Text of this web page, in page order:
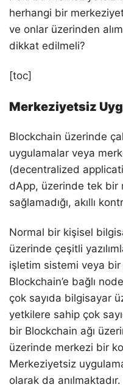
herhangi bir
ve onlar üzerinden
dikkat edilmeli?
[toc]
Merkeziyetsiz
Blockchain üzerinde
uygulamalar veya
(decentralized
dApp, üzerinde tek bir
sağlamadığı, akıllı
Normal bir kişisel
üzerinde çeşitli
işletim sistemi veya bir
Blockchain’e bağlı
çok sayıda bilgisayar
yetkilere sahip çok
bir Blockchain ağı
üzerinde merkezi bir
Merkeziyetsiz
olarak da anılmaktadır.